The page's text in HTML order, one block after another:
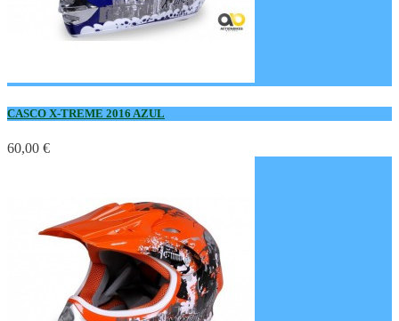
CASCO X-TREME 2016 AZUL
60,00 €